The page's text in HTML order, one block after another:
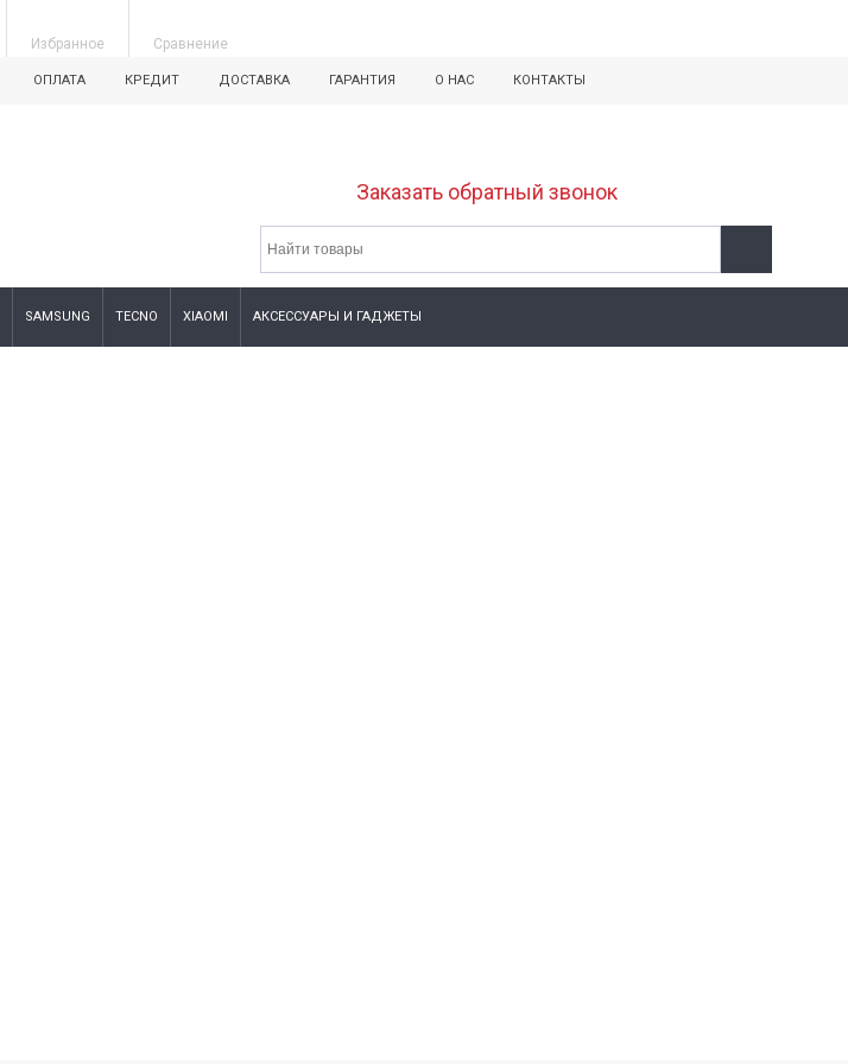
Избранное Сравнение
ОПЛАТА КРЕДИТ ДОСТАВКА ГАРАНТИЯ О НАС КОНТАКТЫ
Заказать обратный звонок
SAMSUNG TECNO XIAOMI АКСЕССУАРЫ И ГАДЖЕТЫ